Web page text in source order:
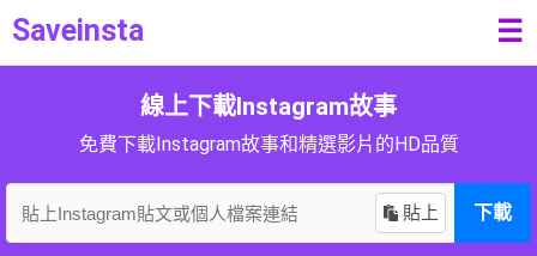
Saveinsta ☰
線上下載Instagram故事
免費下載Instagram故事和精選影片的HD品質
貼上 下載